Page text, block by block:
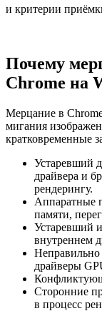
и критерии
Почему
Chrome на
Мерцание в
мигания
кратковременные
Устаревший
драйвера и
рендерингу.
Аппаратные
памяти,
Устаревший
внутреннем
драйверы
Сторонние
в процесс